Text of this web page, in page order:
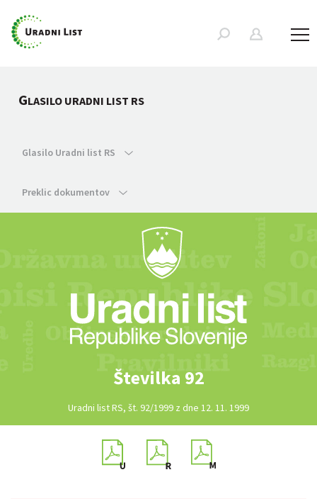
GLASILO URADNI LIST RS
Glasilo Uradni list RS
Preklic dokumentov
Številka 92
Uradni list RS, št. 92/1999 z dne 12. 11. 1999